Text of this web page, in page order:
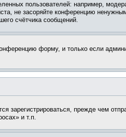
пользователей: например,
не засоряйте конференцию
счётчика сообщений.
форму, и только если
прежде чем
и т.п.